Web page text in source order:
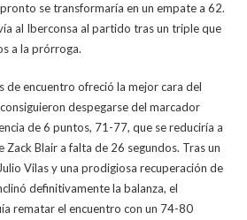
se transformaría en un empate a 62.
al Iberconsa al partido tras un triple que
a la prórroga.
de encuentro ofreció la mejor cara del
despegarse del marcador
de 6 puntos, 71-77, que se reduciría a
Blair a falta de 26 segundos. Tras un
Vilas y una prodigiosa recuperación de
definitivamente la balanza, el
rematar el encuentro con un 74-80